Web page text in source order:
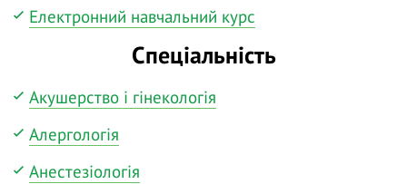
Електронний навчальний курс
Спеціальність
Акушерство і гінекологія
Алергологія
Анестезіологія